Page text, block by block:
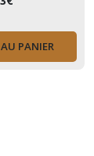
PANIER